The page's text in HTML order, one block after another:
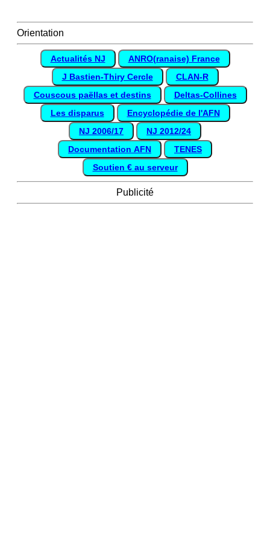
Orientation
Actualités NJ
ANRO(ranaise) France
J Bastien-Thiry Cercle
CLAN-R
Couscous paëllas et destins
Deltas-Collines
Les disparus
Encyclopédie de l'AFN
NJ 2006/17
NJ 2012/24
Documentation AFN
TENES
Soutien € au serveur
Publicité